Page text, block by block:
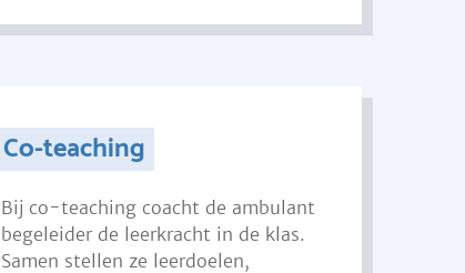
Co-teaching
Bij co-teaching coacht de ambulant
begeleider de leerkracht in de klas.
Samen stellen ze leerdoelen,